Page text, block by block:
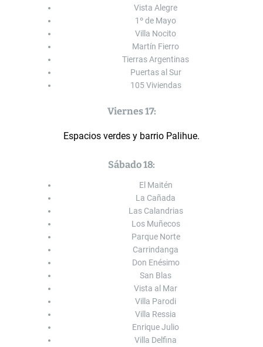
Vista Alegre
1º de Mayo
Villa Nocito
Martín Fierro
Tierras Argentinas
Puertas al Sur
105 Viviendas
Viernes 17:
Espacios verdes y barrio Palihue.
Sábado 18:
El Maitén
La Cañada
Las Calandrias
Los Muñecos
Parque Norte
Carrindanga
Don Enésimo
San Blas
Vista al Mar
Villa Parodi
Villa Ressia
Enrique Julio
Villa Delfina